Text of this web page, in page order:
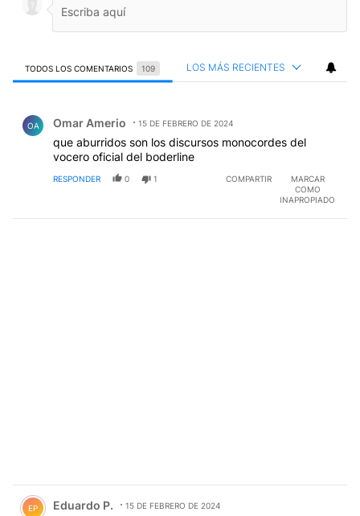
TODOS LOS COMENTARIOS 109 LOS MÁS RECIENTES
OA Omar Amerio 15 DE FEBRERO DE 2024
que aburridos son los discursos monocordes del
vocero oficial del boderline
RESPONDER 0 1 COMPARTIR
MARCAR
COMO
INAPROPIADO
Comentario de Eduardo P..
EP Eduardo P. 15 DE FEBRERO DE 2024